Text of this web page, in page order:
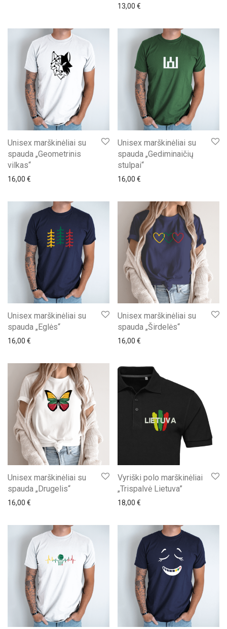
13,00 €
Unisex marškinėliai su
spauda „Geometrinis
vilkas“
16,00 €
Unisex marškinėliai su
spauda „Gediminaičių
stulpai“
16,00 €
Unisex marškinėliai su
spauda „Eglės“
16,00 €
Unisex marškinėliai su
spauda „Širdelės“
16,00 €
Unisex marškinėliai su
spauda „Drugelis“
16,00 €
Vyriški polo marškinėliai
„Trispalvė Lietuva”
18,00 €